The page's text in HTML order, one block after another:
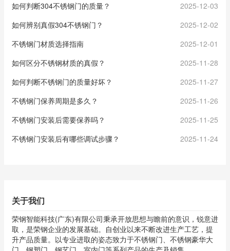
如何判断304不锈钢门的质量？
2025-12-03
如何辨别真假304不锈钢门？
2025-12-02
不锈钢门材质选择指南
2025-12-01
如何区分不锈钢材质的真假？
2025-11-28
如何判断不锈钢门的质量好坏？
2025-11-27
不锈钢门保养周期是多久？
2025-11-26
不锈钢门安装后需要保养吗？
2025-11-25
不锈钢门安装后有哪些调试步骤？
2025-11-24
关于我们
荣钢智能科技(广东)有限公司秉承开放思想与瞻前的意识，锐意进
取，是荣钢企业的发展基础。自创业以来不断改进生产工艺，提
升产品质量。以专业进取的姿态致力于不锈钢门、不锈钢豪华大